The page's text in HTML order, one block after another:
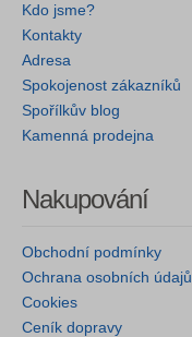
Kdo jsme?
Kontakty
Adresa
Spokojenost zákazníků
Spořílkův blog
Kamenná prodejna
Nakupování
Obchodní podmínky
Ochrana osobních údajů
Cookies
Ceník dopravy